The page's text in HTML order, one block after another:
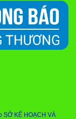
SỞ KẾ HOẠCH VÀ